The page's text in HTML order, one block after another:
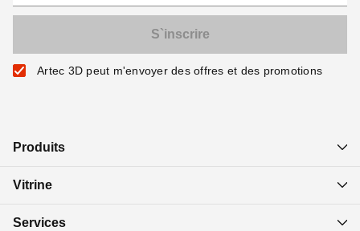
Artec 3D peut m'envoyer des offres et des promotions
Produits
Vitrine
Services